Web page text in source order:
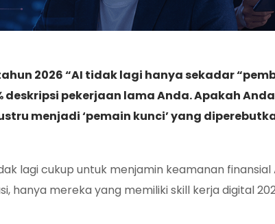
2026 “AI tidak lagi hanya sekadar
pekerjaan lama Anda. Apakah
menjadi ‘pemain kunci’ yang
lagi cukup untuk menjamin keamanan finansial
hanya mereka yang memilikiskill kerja digital